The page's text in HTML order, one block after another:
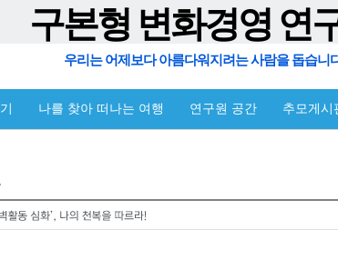
구본형 변화경영 연
우리는 어제보다 아름다워지려는 사람을 돕습니
나를 찾아 떠나는 여행 연구원 공간 추모게시